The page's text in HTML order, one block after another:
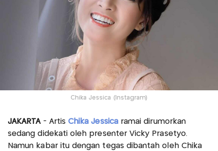
Chika Jessica (Instagram)
JAKARTA- ArtisChika Jessicaramai dirumorkan
sedang didekati oleh presenter Vicky Prasetyo.
Namun kabar itu dengan tegas dibantah oleh Chika